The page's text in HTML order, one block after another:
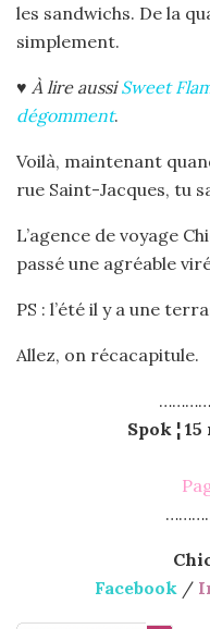
les sandwichs. De la
simplement.
♥ À lire aussiSweet
dégomment.
Voilà, maintenant
rue Saint-Jacques, tu
L’agence de voyage
passé une agréable
PS : l’été il y a une
Allez, on récacapitule.
Spok ¦
Facebook /